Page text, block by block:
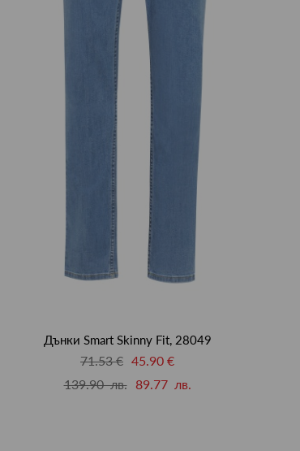
Дънки Smart Skinny Fit, 28049
71.53 € 45.90 €
139.90 лв.
89.77 лв.